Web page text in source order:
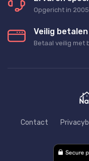
Opgericht in
Veilig betalen
Betaal veilig met
Contact